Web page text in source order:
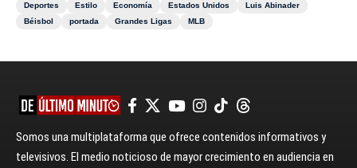
Deportes
Estilo Economía Estados Unidos
Luis Abinader
Béisbol
portada Grandes Ligas MLB
Somos una multiplataforma que ofrece contenidos informativos y
televisivos. El medio noticioso de mayor crecimiento en audiencia en